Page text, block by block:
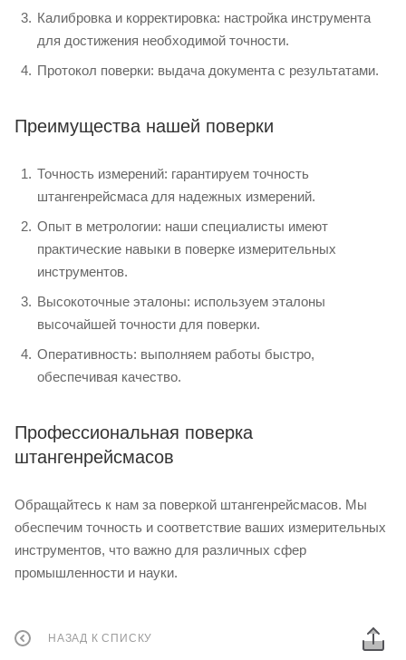
Калибровка и корректировка: настройка инструмента
для достижения необходимой точности.
Протокол поверки: выдача документа с результатами.
Преимущества нашей поверки
Точность измерений: гарантируем точность
штангенрейсмаса для надежных измерений.
Опыт в метрологии: наши специалисты имеют
практические навыки в поверке измерительных
инструментов.
Высокоточные эталоны: используем эталоны
высочайшей точности для поверки.
Оперативность: выполняем работы быстро,
обеспечивая качество.
Профессиональная поверка
штангенрейсмасов
Обращайтесь к нам за поверкой штангенрейсмасов. Мы
обеспечим точность и соответствие ваших измерительных
инструментов, что важно для различных сфер
промышленности и науки.
НАЗАД К СПИСКУ